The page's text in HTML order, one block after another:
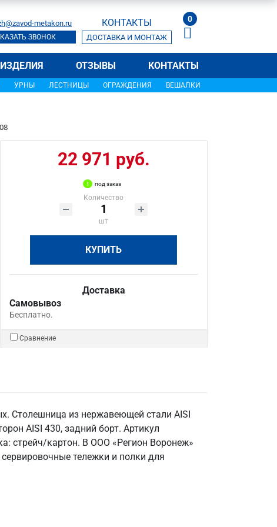
metakon.ru
ЗВОНОК
КОНТАКТЫ
ДОСТАВКА И МОНТАЖ
0
ОТЗЫВЫ КОНТАКТЫ
УРНЫ ЛЕСТНИЦЫ ОГРАЖДЕНИЯ ВЕШАЛКИ
22 971 руб.
под заказ
Количество
шт
КУПИТЬ
Доставка
Самовывоз
Бесплатно.
Сравнение
Столешница из нержавеющей стали AISI
AISI 430, задний борт. Артикул
стрейч/картон. В ООО «Регион Воронеж»
тележки и полки для